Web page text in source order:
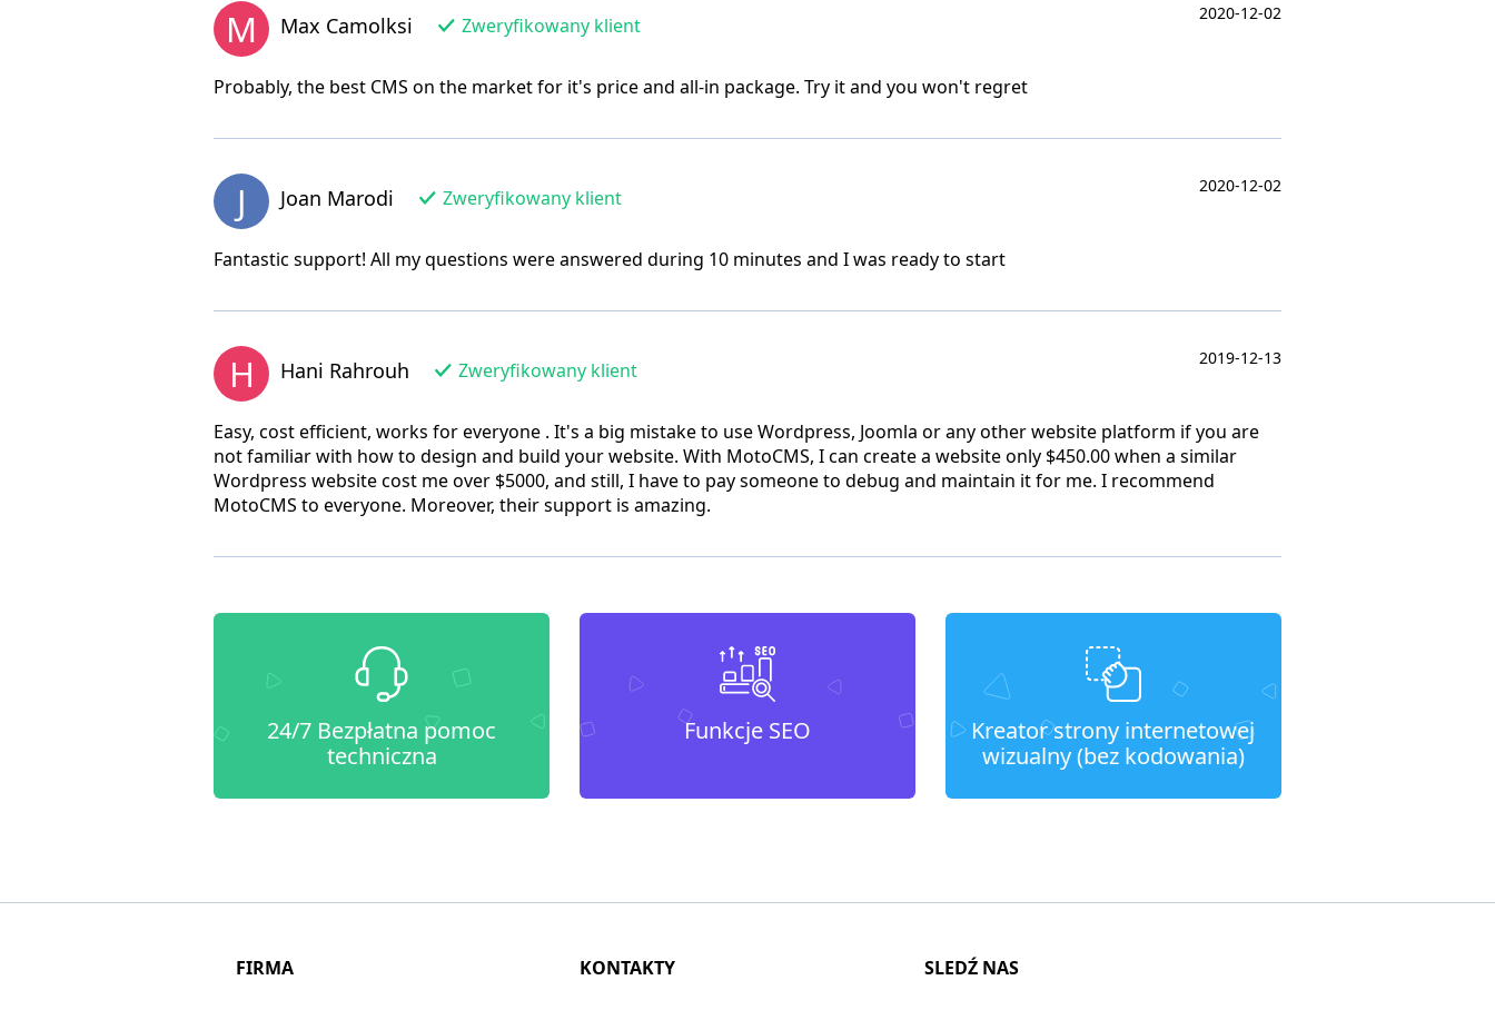
M Max Camolksi Zweryfikowany klient
2020-12-02
Probably, the best CMS on the market for it's price and all-in package. Try it and you won't regret
J Joan Marodi Zweryfikowany klient
2020-12-02
Fantastic support! All my questions were answered during 10 minutes and I was ready to start
H Hani Rahrouh Zweryfikowany klient
2019-12-13
Easy, cost efficient, works for everyone . It's a big mistake to use Wordpress, Joomla or any other website platform if you are
not familiar with how to design and build your website. With MotoCMS, I can create a website only $450.00 when a similar
Wordpress website cost me over $5000, and still, I have to pay someone to debug and maintain it for me. I recommend
MotoCMS to everyone. Moreover, their support is amazing.
24/7 Bezpłatna pomoc
techniczna
Funkcje SEO
Kreator strony internetowej
wizualny (bez kodowania)
FIRMA KONTAKTY SLEDŹ NAS